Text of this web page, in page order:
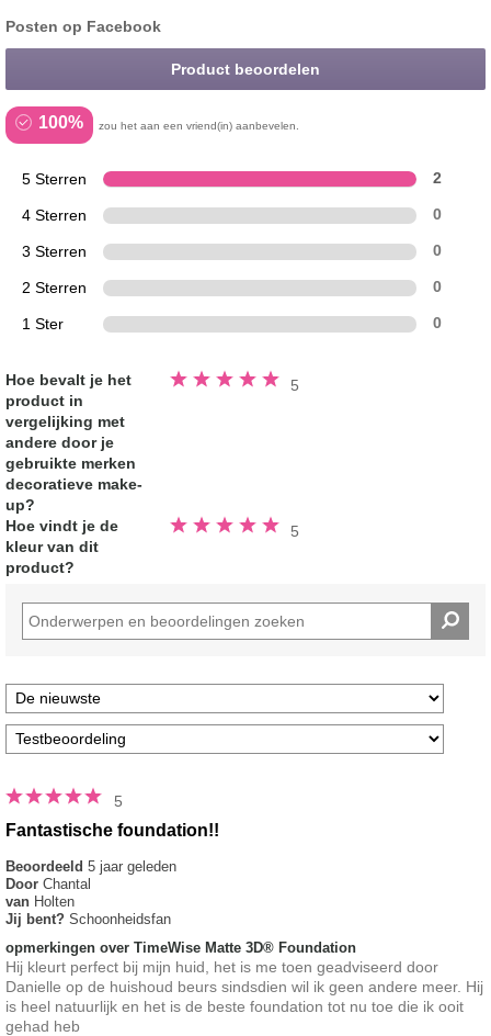
Posten op Facebook
Product beoordelen
100% zou het aan een vriend(in) aanbevelen.
5 Sterren 2
4 Sterren 0
3 Sterren 0
2 Sterren 0
1 Ster 0
Hoe bevalt je het
product in
vergelijking met
andere door je
gebruikte merken
decoratieve make-
up?
5
Beoordeeld
5.0
Hoe vindt je de
kleur van dit
product?
5
Beoordeeld
5.0
5
Fantastische foundation!!
Beoordeeld 5 jaar geleden
Door Chantal
van Holten
Jij bent? Schoonheidsfan
opmerkingen over TimeWise Matte 3D® Foundation
Hij kleurt perfect bij mijn huid, het is me toen geadviseerd door
Danielle op de huishoud beurs sindsdien wil ik geen andere meer. Hij
is heel natuurlijk en het is de beste foundation tot nu toe die ik ooit
gehad heb